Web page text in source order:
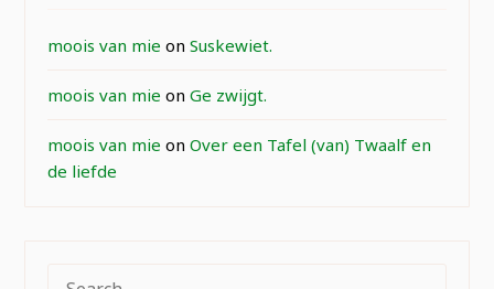
moois van mie onSuskewiet.
moois van mie onGe zwijgt.
moois van mie onOver een Tafel (van) Twaalf en
de liefde